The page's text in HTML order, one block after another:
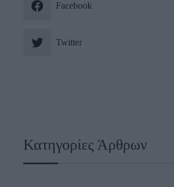
Facebook
Twitter
Κατηγορίες Άρθρων